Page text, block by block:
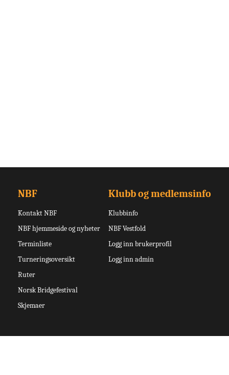
NBF
Kontakt NBF
NBF hjemmeside og nyheter
Terminliste
Turneringsoversikt
Ruter
Norsk Bridgefestival
Skjemaer
Klubb og medlemsinfo
Klubbinfo
NBF Vestfold
Logg inn brukerprofil
Logg inn admin